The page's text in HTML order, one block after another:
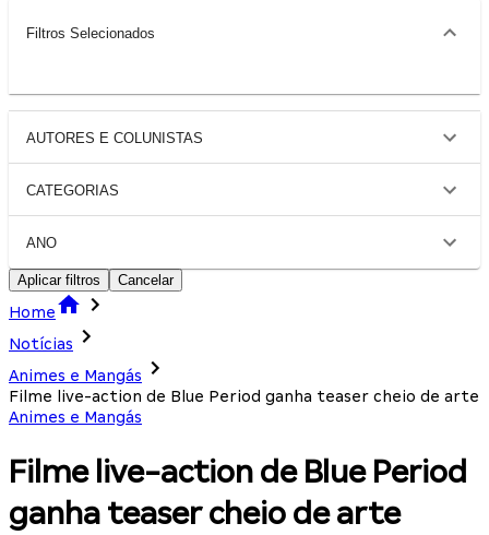
Filtros Selecionados
AUTORES E COLUNISTAS
CATEGORIAS
ANO
Aplicar filtros Cancelar
Home
Notícias
Animes e Mangás
Filme live-action de Blue Period ganha teaser cheio de arte
Animes e Mangás
Filme live-action de Blue Period
ganha teaser cheio de arte